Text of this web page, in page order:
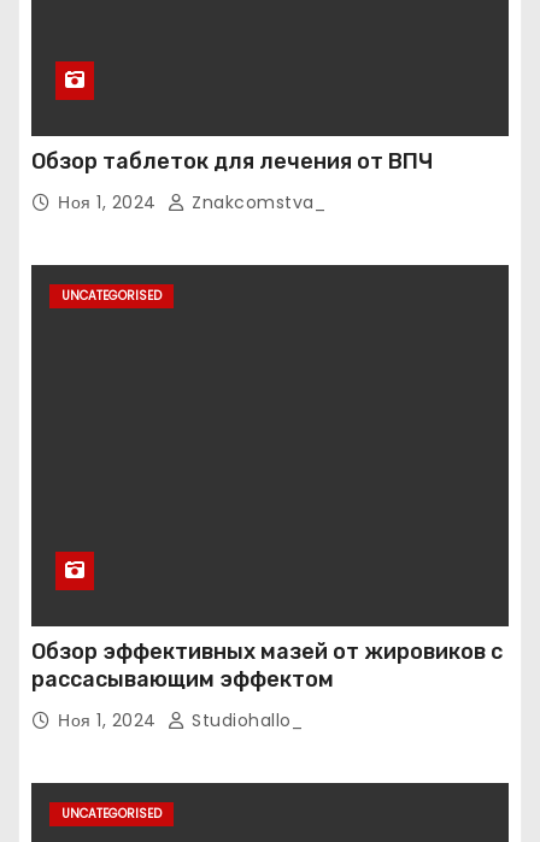
Обзор таблеток для лечения от ВПЧ
Ноя 1, 2024 Znakcomstva_
UNCATEGORISED
Обзор эффективных мазей от жировиков с
рассасывающим эффектом
Ноя 1, 2024 Studiohallo_
UNCATEGORISED